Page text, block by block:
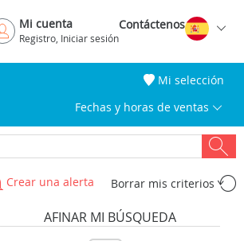
Mi cuenta
Registro, Iniciar sesión
Contáctenos
Mi selección
Fechas y horas de ventas
Crear una alerta Borrar mis criterios
AFINAR MI BÚSQUEDA